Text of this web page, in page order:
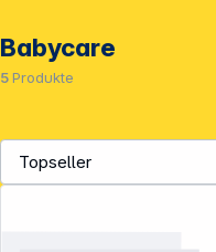
Babycare
5 Produkte